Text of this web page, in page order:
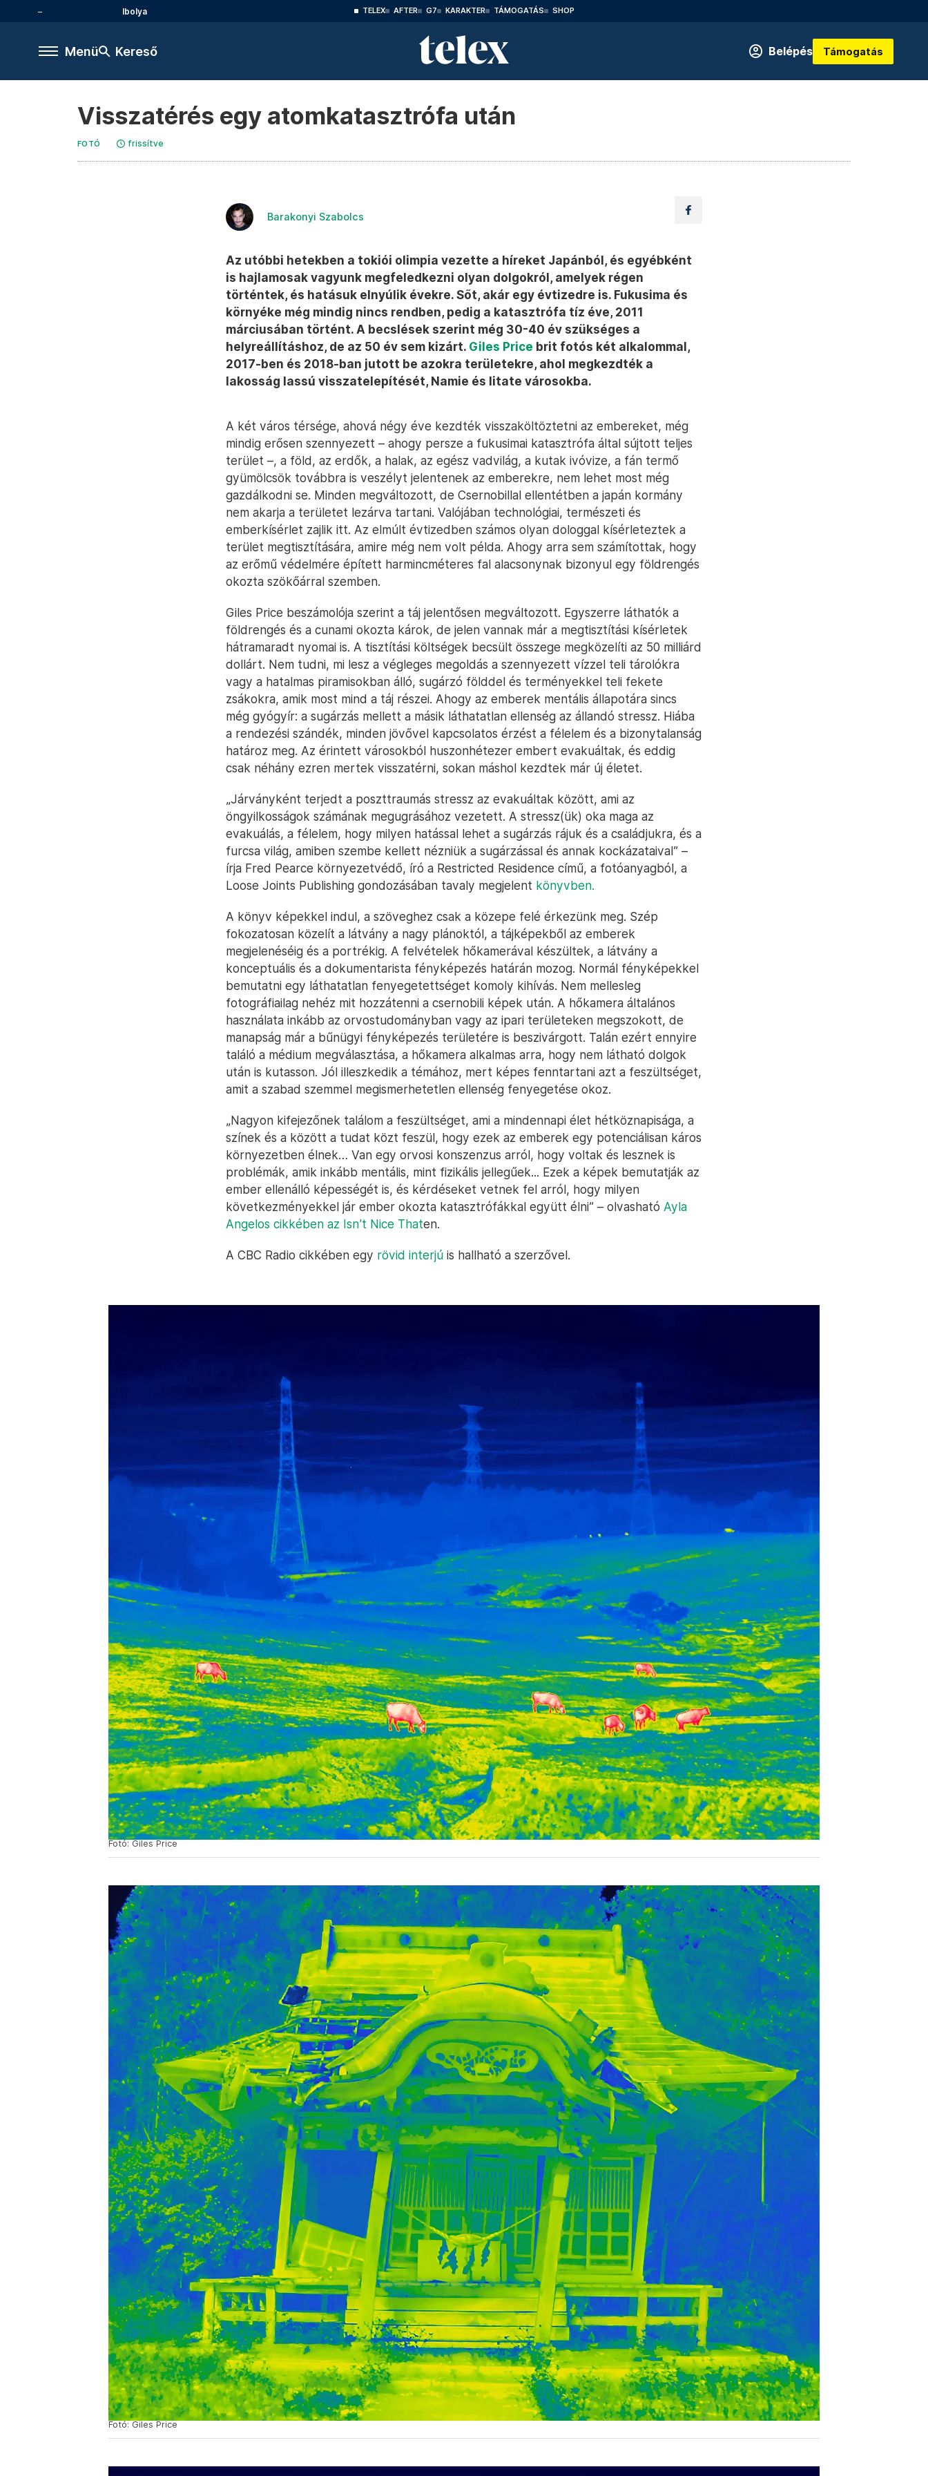
Ibolya TELEX AFTER G7 KARAKTER TÁMOGATÁS SHOP
Menü Kereső Belépés Támogatás
Visszatérés egy atomkatasztrófa után
FOTÓ frissítve
Barakonyi Szabolcs
Az utóbbi hetekben a tokiói olimpia vezette a híreket Japánból, és egyébként
is hajlamosak vagyunk megfeledkezni olyan dolgokról, amelyek régen
történtek, és hatásuk elnyúlik évekre. Sőt, akár egy évtizedre is. Fukusima és
környéke még mindig nincs rendben, pedig a katasztrófa tíz éve, 2011
márciusában történt. A becslések szerint még 30-40 év szükséges a
helyreállításhoz, de az 50 év sem kizárt. Giles Price brit fotós két alkalommal,
2017-ben és 2018-ban jutott be azokra területekre, ahol megkezdték a
lakosság lassú visszatelepítését, Namie és Iitate városokba.
A két város térsége, ahová négy éve kezdték visszaköltöztetni az embereket, még
mindig erősen szennyezett – ahogy persze a fukusimai katasztrófa által sújtott teljes
terület –, a föld, az erdők, a halak, az egész vadvilág, a kutak ivóvize, a fán termő
gyümölcsök továbbra is veszélyt jelentenek az emberekre, nem lehet most még
gazdálkodni se. Minden megváltozott, de Csernobillal ellentétben a japán kormány
nem akarja a területet lezárva tartani. Valójában technológiai, természeti és
emberkísérlet zajlik itt. Az elmúlt évtizedben számos olyan dologgal kísérleteztek a
terület megtisztítására, amire még nem volt példa. Ahogy arra sem számítottak, hogy
az erőmű védelmére épített harmincméteres fal alacsonynak bizonyul egy földrengés
okozta szökőárral szemben.
Giles Price beszámolója szerint a táj jelentősen megváltozott. Egyszerre láthatók a
földrengés és a cunami okozta károk, de jelen vannak már a megtisztítási kísérletek
hátramaradt nyomai is. A tisztítási költségek becsült összege megközelíti az 50 milliárd
dollárt. Nem tudni, mi lesz a végleges megoldás a szennyezett vízzel teli tárolókra
vagy a hatalmas piramisokban álló, sugárzó földdel és terményekkel teli fekete
zsákokra, amik most mind a táj részei. Ahogy az emberek mentális állapotára sincs
még gyógyír: a sugárzás mellett a másik láthatatlan ellenség az állandó stressz. Hiába
a rendezési szándék, minden jövővel kapcsolatos érzést a félelem és a bizonytalanság
határoz meg. Az érintett városokból huszonhétezer embert evakuáltak, és eddig
csak néhány ezren mertek visszatérni, sokan máshol kezdtek már új életet.
„Járványként terjedt a poszttraumás stressz az evakuáltak között, ami az
öngyilkosságok számának megugrásához vezetett. A stressz(ük) oka maga az
evakuálás, a félelem, hogy milyen hatással lehet a sugárzás rájuk és a családjukra, és a
furcsa világ, amiben szembe kellett nézniük a sugárzással és annak kockázataival” –
írja Fred Pearce környezetvédő, író a Restricted Residence című, a fotóanyagból, a
Loose Joints Publishing gondozásában tavaly megjelent könyvben.
A könyv képekkel indul, a szöveghez csak a közepe felé érkezünk meg. Szép
fokozatosan közelít a látvány a nagy plánoktól, a tájképekből az emberek
megjelenéséig és a portrékig. A felvételek hőkamerával készültek, a látvány a
konceptuális és a dokumentarista fényképezés határán mozog. Normál fényképekkel
bemutatni egy láthatatlan fenyegetettséget komoly kihívás. Nem mellesleg
fotográfiailag nehéz mit hozzátenni a csernobili képek után. A hőkamera általános
használata inkább az orvostudományban vagy az ipari területeken megszokott, de
manapság már a bűnügyi fényképezés területére is beszivárgott. Talán ezért ennyire
találó a médium megválasztása, a hőkamera alkalmas arra, hogy nem látható dolgok
után is kutasson. Jól illeszkedik a témához, mert képes fenntartani azt a feszültséget,
amit a szabad szemmel megismerhetetlen ellenség fenyegetése okoz.
„Nagyon kifejezőnek találom a feszültséget, ami a mindennapi élet hétköznapisága, a
színek és a között a tudat közt feszül, hogy ezek az emberek egy potenciálisan káros
környezetben élnek… Van egy orvosi konszenzus arról, hogy voltak és lesznek is
problémák, amik inkább mentális, mint fizikális jellegűek... Ezek a képek bemutatják az
ember ellenálló képességét is, és kérdéseket vetnek fel arról, hogy milyen
következményekkel jár ember okozta katasztrófákkal együtt élni” – olvasható Ayla
Angelos cikkében az Isn't Nice Thaten.
A CBC Radio cikkében egy rövid interjú is hallható a szerzővel.
Fotó: Giles Price
Fotó: Giles Price